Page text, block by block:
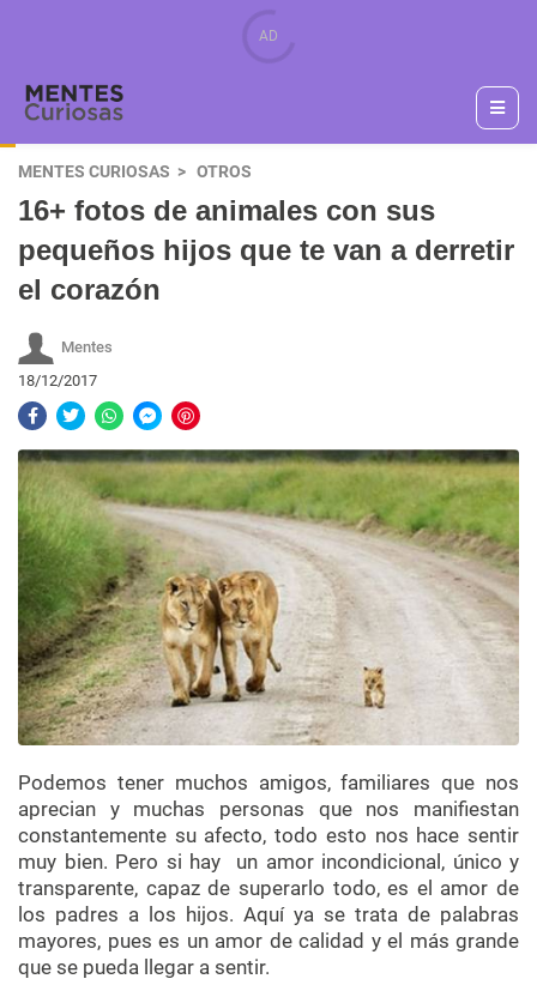
MENTES CURIOSAS OTROS
16+ fotos de animales con sus
pequeños hijos que te van a derretir
el corazón
Mentes
18/12/2017
Podemos tener muchos amigos, familiares que nos
aprecian y muchas personas que nos manifiestan
constantemente su afecto, todo esto nos hace sentir
muy bien. Pero si hay un amor incondicional, único y
transparente, capaz de superarlo todo, es el amor de
los padres a los hijos. Aquí ya se trata de palabras
mayores, pues es un amor de calidad y el más grande
que se pueda llegar a sentir.